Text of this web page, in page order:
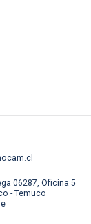
06287, Oficina 5
- Temuco